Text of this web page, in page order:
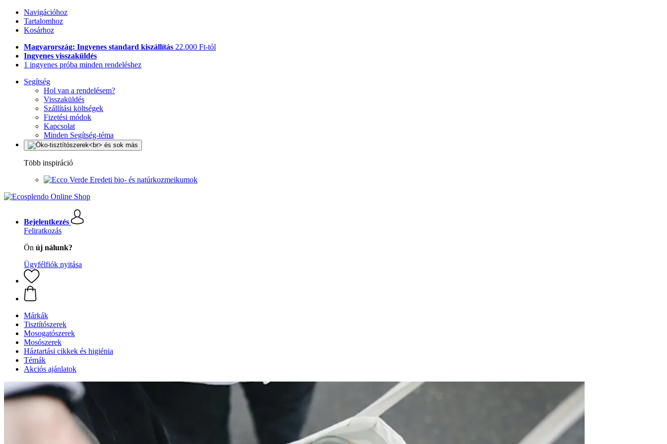
Navigációhoz
Tartalomhoz
Kosárhoz
Magyarország: Ingyenes standard kiszállítás 22.000 Ft-tól
Ingyenes visszaküldés
1 ingyenes próba minden rendeléshez
Segítség
Hol van a rendelésem?
Visszaküldés
Szállítási költségek
Fizetési módok
Kapcsolat
Minden Segítség-téma
Több inspiráció
Eredeti bio- és natúrkozmeikumok
Bejelentkezés
Feliratkozás
Ön új nálunk?
Ügyfélfiók nyitása
Márkák
Tisztítószerek
Mosogatószerek
Mosószerek
Háztartási cikkek és higiénia
Témák
Akciós ajánlatok